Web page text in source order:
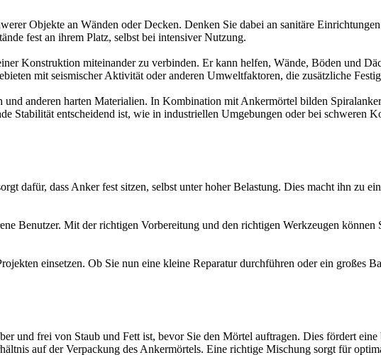
Objekte an Wänden oder Decken. Denken Sie dabei an sanitäre
fest an ihrem Platz, selbst bei intensiver Nutzung.
Konstruktion miteinander zu verbinden. Er kann helfen, Wände, Böden und
mit seismischer Aktivität oder anderen Umweltfaktoren, die zusätzliche
anderen harten Materialien. In Kombination mit Ankermörtel bilden
Stabilität entscheidend ist, wie in industriellen Umgebungen oder bei schweren
dafür, dass Anker fest sitzen, selbst unter hoher Belastung. Dies macht ihn zu
Benutzer. Mit der richtigen Vorbereitung und den richtigen Werkzeugen
einsetzen. Ob Sie nun eine kleine Reparatur durchführen oder ein großes
und frei von Staub und Fett ist, bevor Sie den Mörtel auftragen. Dies fördert eine
auf der Verpackung des Ankermörtels. Eine richtige Mischung sorgt für